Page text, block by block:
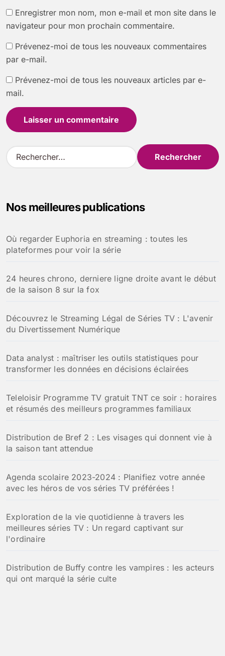
Enregistrer mon nom, mon e-mail et mon site dans le
navigateur pour mon prochain commentaire.
Prévenez-moi de tous les nouveaux commentaires
par e-mail.
Prévenez-moi de tous les nouveaux articles par e-
mail.
R
e
r
e
r
Nos meilleures publications
Où regarder Euphoria en streaming : toutes les
plateformes pour voir la série
24 heures chrono, derniere ligne droite avant le début
de la saison 8 sur la fox
Découvrez le Streaming Légal de Séries TV : L'avenir
du Divertissement Numérique
Data analyst : maîtriser les outils statistiques pour
transformer les données en décisions éclairées
Teleloisir Programme TV gratuit TNT ce soir : horaires
et résumés des meilleurs programmes familiaux
Distribution de Bref 2 : Les visages qui donnent vie à
la saison tant attendue
Agenda scolaire 2023-2024 : Planifiez votre année
avec les héros de vos séries TV préférées !
Exploration de la vie quotidienne à travers les
meilleures séries TV : Un regard captivant sur
l'ordinaire
Distribution de Buffy contre les vampires : les acteurs
qui ont marqué la série culte